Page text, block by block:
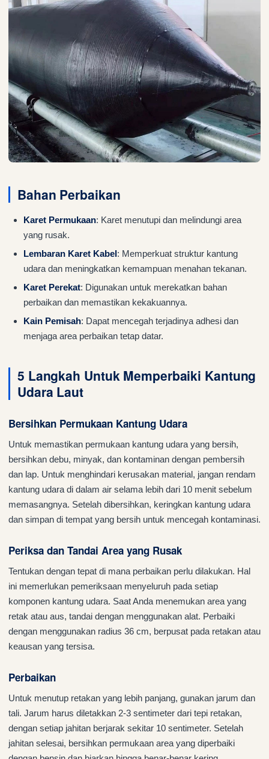
Bahan Perbaikan
Karet Permukaan: Karet menutupi dan melindungi area
yang rusak.
Lembaran Karet Kabel: Memperkuat struktur kantung
udara dan meningkatkan kemampuan menahan tekanan.
Karet Perekat: Digunakan untuk merekatkan bahan
perbaikan dan memastikan kekakuannya.
Kain Pemisah: Dapat mencegah terjadinya adhesi dan
menjaga area perbaikan tetap datar.
5 Langkah Untuk Memperbaiki Kantung
Udara Laut
Bersihkan Permukaan Kantung Udara
Untuk memastikan permukaan kantung udara yang bersih,
bersihkan debu, minyak, dan kontaminan dengan pembersih
dan lap. Untuk menghindari kerusakan material, jangan rendam
kantung udara di dalam air selama lebih dari 10 menit sebelum
memasangnya. Setelah dibersihkan, keringkan kantung udara
dan simpan di tempat yang bersih untuk mencegah kontaminasi.
Periksa dan Tandai Area yang Rusak
Tentukan dengan tepat di mana perbaikan perlu dilakukan. Hal
ini memerlukan pemeriksaan menyeluruh pada setiap
komponen kantung udara. Saat Anda menemukan area yang
retak atau aus, tandai dengan menggunakan alat. Perbaiki
dengan menggunakan radius 36 cm, berpusat pada retakan atau
keausan yang tersisa.
Perbaikan
Untuk menutup retakan yang lebih panjang, gunakan jarum dan
tali. Jarum harus diletakkan 2-3 sentimeter dari tepi retakan,
dengan setiap jahitan berjarak sekitar 10 sentimeter. Setelah
jahitan selesai, bersihkan permukaan area yang diperbaiki